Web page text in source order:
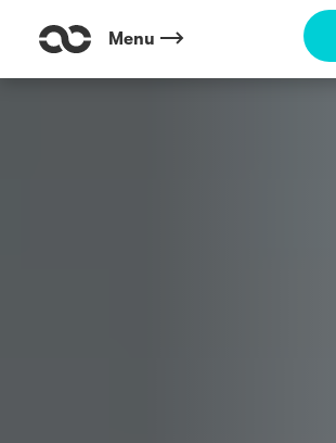
Menu
Outdoor Fitness direkt um die Ecke: